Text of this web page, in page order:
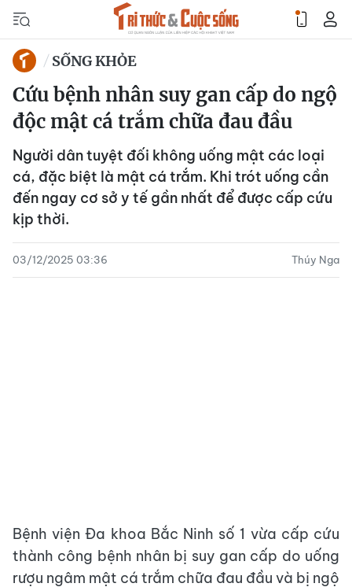
SỐNG KHỎE
Cứu bệnh nhân suy gan cấp do ngộ
độc mật cá trắm chữa đau đầu
Người dân tuyệt đối không uống mật các loại
cá, đặc biệt là mật cá trắm. Khi trót uống cần
đến ngay cơ sở y tế gần nhất để được cấp cứu
kịp thời.
03/12/2025 03:36 Thúy Nga
Bệnh viện Đa khoa Bắc Ninh số 1 vừa cấp cứu
thành công bệnh nhân bị suy gan cấp do uống
rượu ngâm mật cá trắm chữa đau đầu và bị ngộ